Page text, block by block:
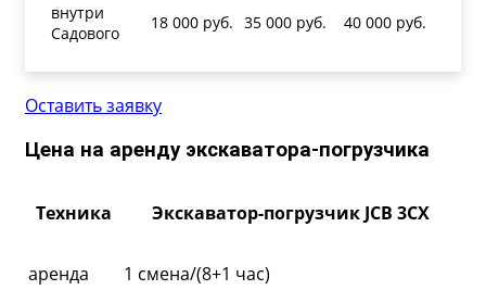
внутри
Садового
18 000 руб. 35 000 руб. 40 000 руб.
Оставить заявку
Цена на аренду экскаватора-погрузчика
Техника Экскаватор-погрузчик JCB 3CX
аренда 1 смена/(8+1 час)